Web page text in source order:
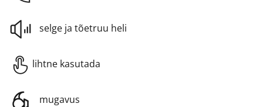
selge ja tõetruu heli
lihtne kasutada
mugavus